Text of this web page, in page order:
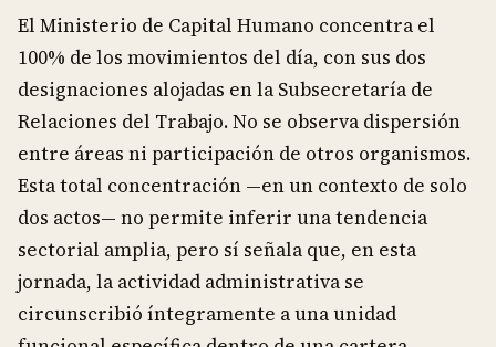
El Ministerio de Capital Humano concentra el
100% de los movimientos del día, con sus dos
designaciones alojadas en la Subsecretaría de
Relaciones del Trabajo. No se observa dispersión
entre áreas ni participación de otros organismos.
Esta total concentración —en un contexto de solo
dos actos— no permite inferir una tendencia
sectorial amplia, pero sí señala que, en esta
jornada, la actividad administrativa se
circunscribió íntegramente a una unidad